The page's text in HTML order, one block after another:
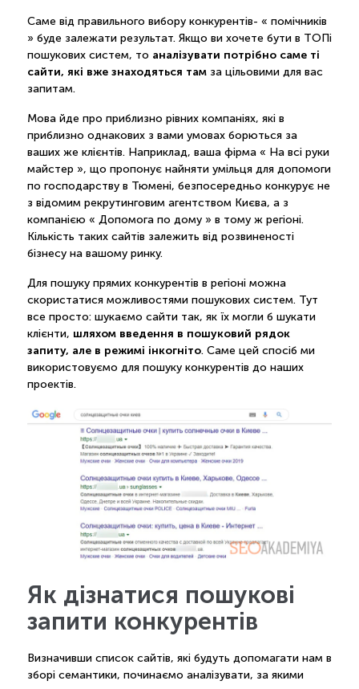
Саме від правильного вибору конкурентів- « помічників
» буде залежати результат. Якщо ви хочете бути в ТОПі
пошукових систем, то аналізувати потрібно саме ті
сайти, які вже знаходяться тамза цільовими для вас
запитам.
Мова йде про приблизно рівних компаніях, які в
приблизно однакових з вами умовах борються за
ваших же клієнтів. Наприклад, ваша фірма « На всі руки
майстер », що пропонує найняти умільця для допомоги
по господарству в Тюмені, безпосередньо конкурує не
з відомим рекрутинговим агентством Києва, а з
компанією « Допомога по дому » в тому ж регіоні.
Кількість таких сайтів залежить від розвиненості
бізнесу на вашому ринку.
Для пошуку прямих конкурентів в регіоні можна
скористатися можливостями пошукових систем. Тут
все просто: шукаємо сайти так, як їх могли б шукати
клієнти, шляхом введення в пошуковий рядок
запиту, але в режимі інкогніто. Саме цей спосіб ми
використовуємо для пошуку конкурентів до наших
проектів.
Як дізнатися пошукові
запити конкурентів
Визначивши список сайтів, які будуть допомагати нам в
зборі семантики, починаємо аналізувати, за якими